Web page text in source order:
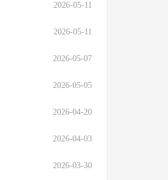
2026-05-11
2026-05-11
2026-05-07
2026-05-05
2026-04-20
2026-04-03
2026-03-30